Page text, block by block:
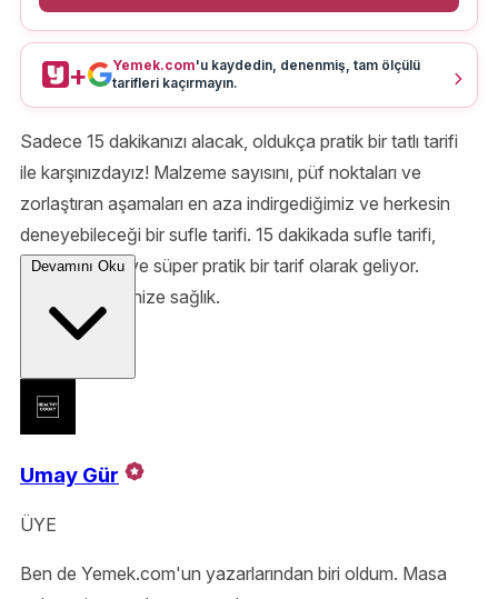
+ Yemek.com'u kaydedin, denenmiş, tam ölçülü
tarifleri kaçırmayın.
Sadece 15 dakikanızı alacak, oldukça pratik bir tatlı tarifi
ile karşınızdayız! Malzeme sayısını, püf noktaları ve
zorlaştıran aşamaları en aza indirgediğimiz ve herkesin
deneyebileceği bir sufle tarifi. 15 dakikada sufle tarifi,
süper lezzetli ve süper pratik bir tarif olarak geliyor.
Şimdiden ellerinize sağlık.
Devamını Oku
Umay Gür
ÜYE
Ben de Yemek.com'un yazarlarından biri oldum. Masa